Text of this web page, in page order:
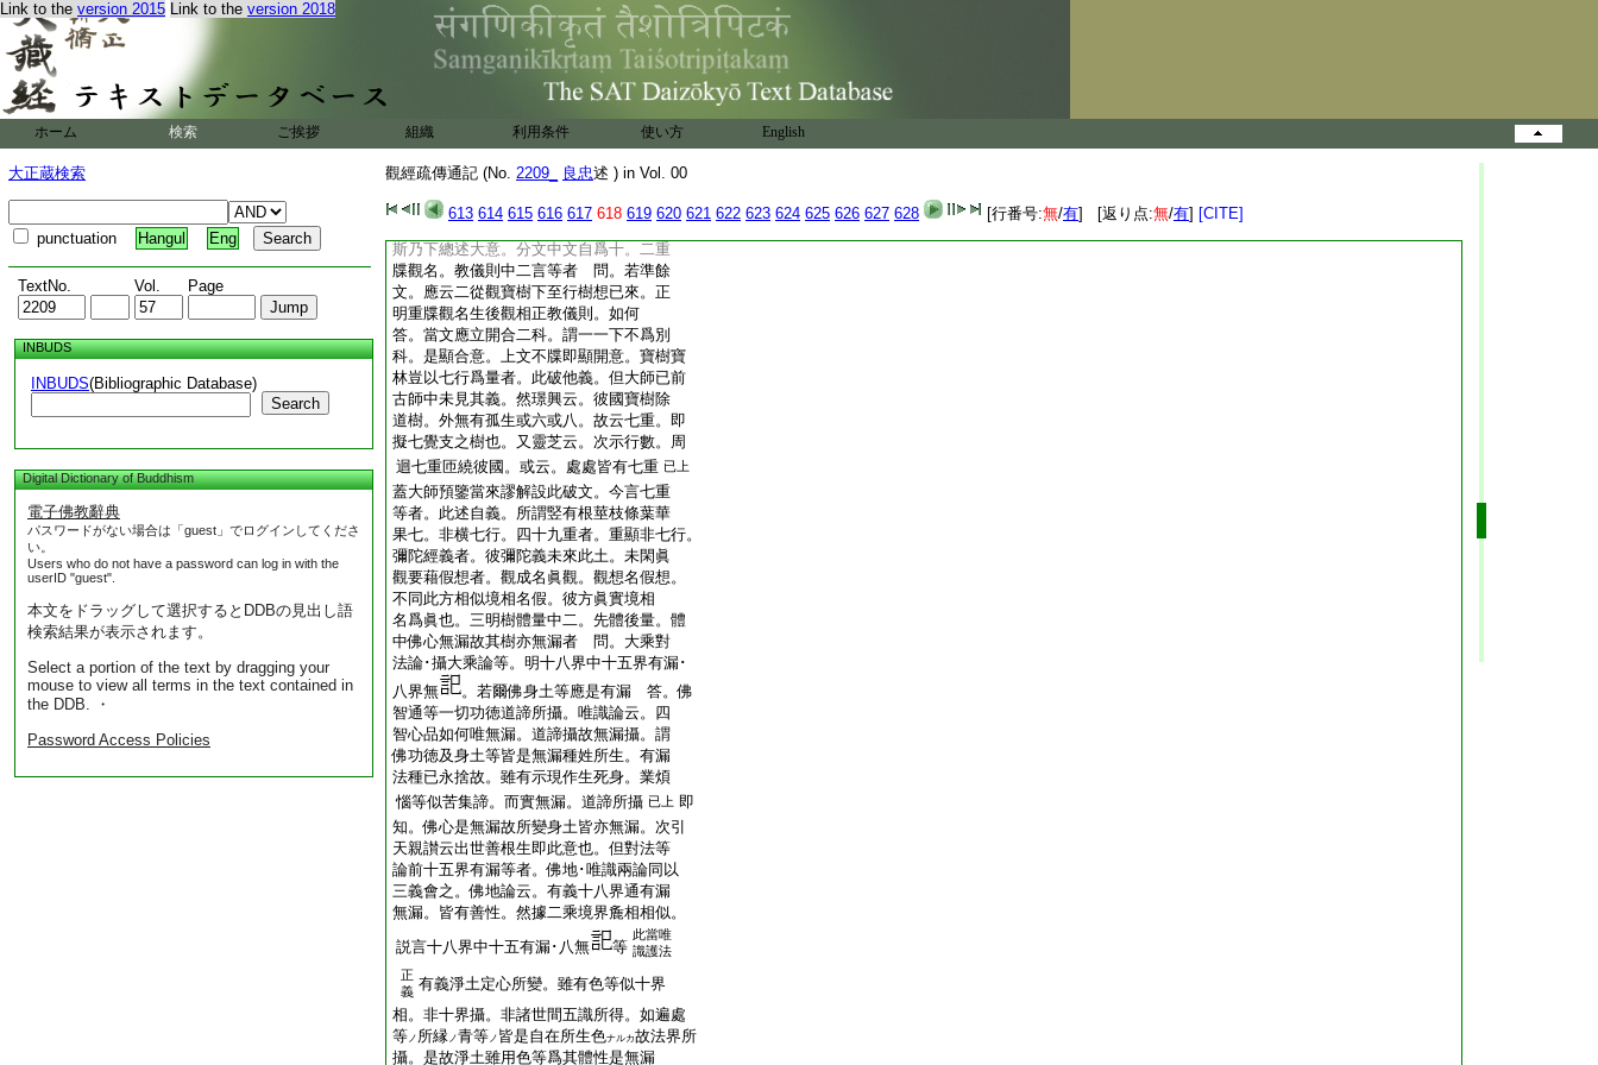
Link to the version 2015 Link to the version 2018
ホーム 検索 ご挨拶 組織 利用条件 使い方 English
大正蔵検索
punctuation Hangul Eng
TextNo. Vol. Page
INBUDS
INBUDS(Bibliographic Database)
Search
Digital Dictionary of Buddhism
電子佛教辭典
パスワードがない場合は「guest」でログインしてくださ
い。
Users who do not have a password can log in with the
userID "guest".
本文をドラッグして選択するとDDBの見出し語
検索結果が表示されます。
Select a portion of the text by dragging your
mouse to view all terms in the text contained in
the DDB. ・
Password Access Policies
觀經疏傳通記 (No. 2209_ 良忠述 ) in Vol. 00
613 614 615 616 617 618 619 620 621 622 623 624 625 626 627 628 [行番号:無/有] [返り点:無/有] [CITE]
名爲邪觀。亦名他觀。經釋何乖。但感師等
邪正義廣。意樂別故。不須和會
觀經定善義傳通
卷第一
觀經定善義傳通 卷第二
釋良忠述
本曰四就下至寶樹觀竟
釋云。上來第三料簡地觀已竟。自下第四
斯乃下總述大意。分文中文自爲十。二重
牒觀名。教儀則中二言等者 問。若準餘
文。應云二從觀寶樹下至行樹想已來。正
明重牒觀名生後觀相正教儀則。如何
答。當文應立開合二科。謂一一下不爲別
科。是顯合意。上文不牒即顯開意。寶樹寶
林豈以七行爲量者。此破他義。但大師已前
古師中未見其義。然璟興云。彼國寶樹除
道樹。外無有孤生或六或八。故云七重。即
擬七覺支之樹也。又靈芝云。次示行數。周
迴七重匝繞彼國。或云。處處皆有七重 已上
蓋大師預鑒當來謬解設此破文。今言七重
等者。此述自義。所謂竪有根莖枝條葉華
果七。非横七行。四十九重者。重顯非七行。
彌陀經義者。彼彌陀義未來此土。未閑眞
觀要藉假想者。觀成名眞觀。觀想名假想。
不同此方相似境相名假。彼方眞實境相
名爲眞也。三明樹體量中二。先體後量。體
中佛心無漏故其樹亦無漏者 問。大乘對
法論･攝大乘論等。明十八界中十五界有漏･
八界無
。若爾佛身土等應是有漏 答。佛
智通等一切功徳道諦所攝。唯識論云。四
智心品如何唯無漏。道諦攝故無漏攝。謂
佛功徳及身土等皆是無漏種姓所生。有漏
法種已永捨故。雖有示現作生死身。業煩
惱等似苦集諦。而實無漏。道諦所攝 已上 即
知。佛心是無漏故所變身土皆亦無漏。次引
天親讃云出世善根生即此意也。但對法等
論前十五界有漏等者。佛地･唯識兩論同以
三義會之。佛地論云。有義十八界通有漏
無漏。皆有善性。然據二乘境界麁相相似。
説言十八界中十五有漏･八無
等
此當唯
識護法
正
義 有義淨土定心所變。雖有色等似十界
相。非十界攝。非諸世間五識所得。如遍處
等ノ 所縁ノ青等ノ 皆是自在所生色ナルカ故法界所
攝。是故淨土雖用色等爲其體性是無漏